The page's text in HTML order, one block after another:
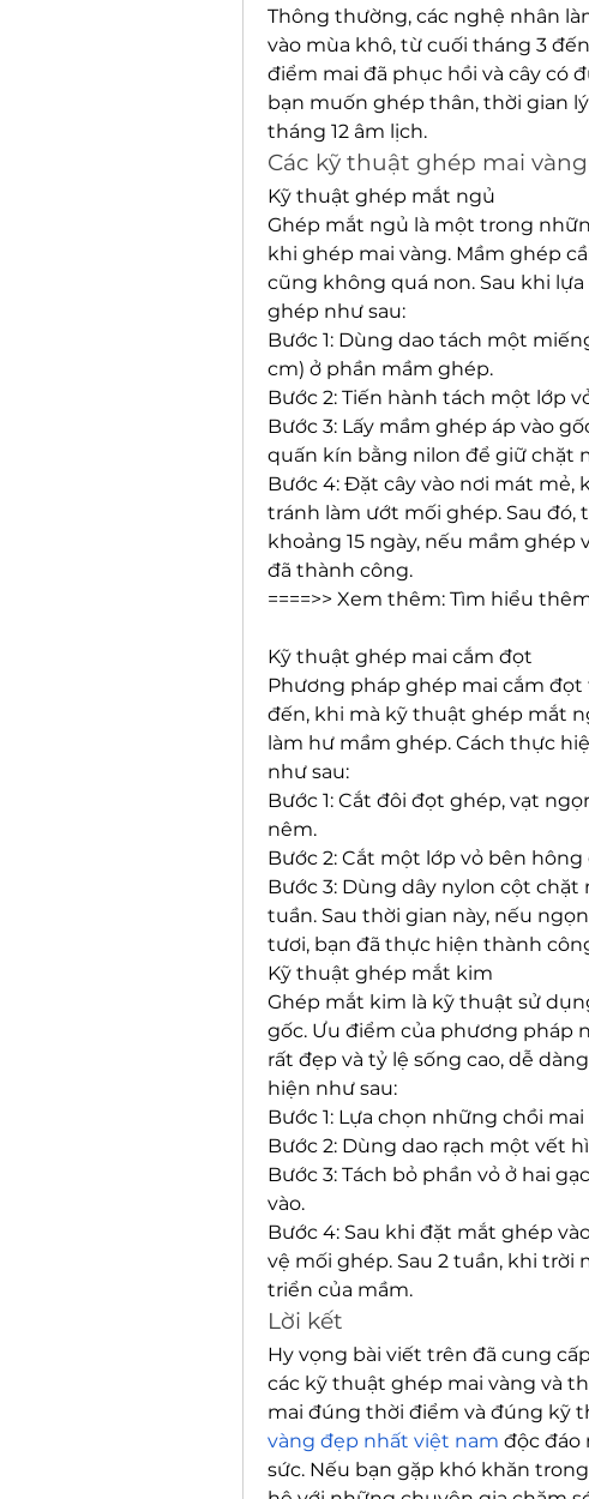
Thông thường, các nghệ nhân
vào mùa khô, từ cuối tháng 3
điểm mai đã phục hồi và cây có
bạn muốn ghép thân, thời gian
tháng 12 âm lịch.
Các kỹ thuật ghép mai
Kỹ thuật ghép mắt ngủ
Ghép mắt ngủ là một trong
khi ghép mai vàng. Mầm ghép
cũng không quá non. Sau khi
ghép như sau:
Bước 1: Dùng dao tách một
cm) ở phần mầm ghép.
Bước 2: Tiến hành tách một lớp
Bước 3: Lấy mầm ghép áp vào
quấn kín bằng nilon để giữ chặt
Bước 4: Đặt cây vào nơi mát mẻ,
tránh làm ướt mối ghép. Sau đó,
khoảng 15 ngày, nếu mầm ghép
đã thành công.
====>> Xem thêm: Tìm hiểu
Kỹ thuật ghép mai cắm đọt
Phương pháp ghép mai cắm
đến, khi mà kỹ thuật ghép mắt
làm hư mầm ghép. Cách thực
như sau:
Bước 1: Cắt đôi đọt ghép, vạt
nêm.
Bước 2: Cắt một lớp vỏ bên
Bước 3: Dùng dây nylon cột
tuần. Sau thời gian này, nếu
tươi, bạn đã thực hiện thành
Kỹ thuật ghép mắt kim
Ghép mắt kim là kỹ thuật sử
gốc. Ưu điểm của phương pháp
rất đẹp và tỷ lệ sống cao, dễ
hiện như sau:
Bước 1: Lựa chọn những chồi
Bước 2: Dùng dao rạch một vết
Bước 3: Tách bỏ phần vỏ ở hai
vào.
Bước 4: Sau khi đặt mắt ghép
vệ mối ghép. Sau 2 tuần, khi trời
triển của mầm.
Lời kết
Hy vọng bài viết trên đã cung
các kỹ thuật ghép mai vàng và
mai đúng thời điểm và đúng kỹ
vàng đẹp nhất việt nam độc đáo
sức. Nếu bạn gặp khó khăn